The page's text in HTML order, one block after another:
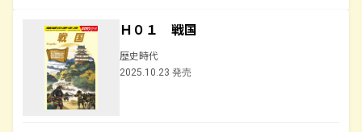
Ｈ０１ 戦国
歴史時代
2025.10.23 発売